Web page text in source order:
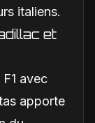
italiens.
et
avec
apporte